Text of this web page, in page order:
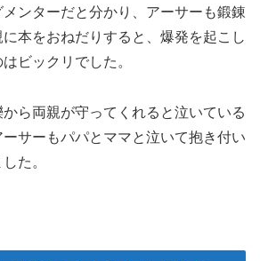
ンターだと分かり、アーサーも鍛錬
本をおねだりすると、爆発を起こし
ビックリでした。
ら両親が守ってくれると泣いている
サーもパパとママと泣いて抱き付い
た。